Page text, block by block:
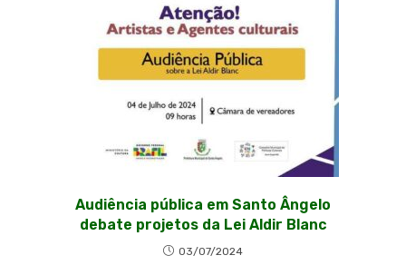
Audiência pública em Santo Ângelo
debate projetos da Lei Aldir Blanc
03/07/2024